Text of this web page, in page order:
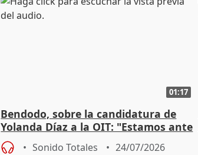
01:17
Bendodo, sobre la candidatura de
Yolanda Díaz a la OIT: "Estamos ante
un plan de evacuación"
Sonido Totales 24/07/2026